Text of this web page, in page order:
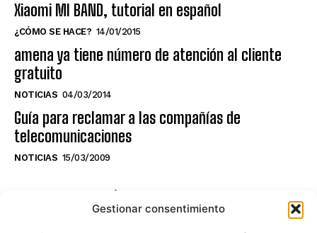
Gestionar consentimiento
Xiaomi MI BAND, tutorial en español
¿CÓMO SE HACE? 14/01/2015
amena ya tiene número de atención al cliente
gratuito
NOTICIAS 04/03/2014
Guía para reclamar a las compañías de
telecomunicaciones
NOTICIAS 15/03/2009
NO TE PIERDAS LO ÚLTIMO DEL CANAL